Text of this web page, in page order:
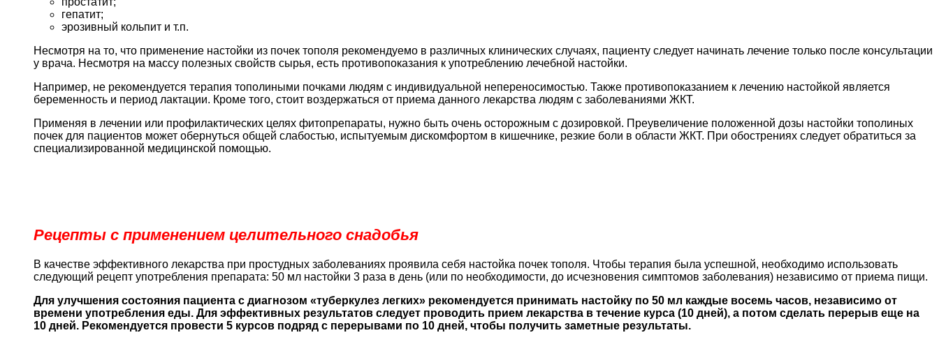
гепатит;
эрозивный кольпит и т.п.
Несмотря на то, что применение настойки из почек тополя рекомендуемо в различных клинических случаях, пациенту следует начинать лечение только после консультации
у врача. Несмотря на массу полезных свойств сырья, есть противопоказания к употреблению лечебной настойки.
Например, не рекомендуется терапия тополиными почками людям с индивидуальной непереносимостью. Также противопоказанием к лечению настойкой является
беременность и период лактации. Кроме того, стоит воздержаться от приема данного лекарства людям с заболеваниями ЖКТ.
Применяя в лечении или профилактических целях фитопрепараты, нужно быть очень осторожным с дозировкой. Преувеличение положенной дозы настойки тополиных
почек для пациентов может обернуться общей слабостью, испытуемым дискомфортом в кишечнике, резкие боли в области ЖКТ. При обострениях следует обратиться за
специализированной медицинской помощью.
Рецепты с применением целительного снадобья
В качестве эффективного лекарства при простудных заболеваниях проявила себя настойка почек тополя. Чтобы терапия была успешной, необходимо использовать
следующий рецепт употребления препарата: 50 мл настойки 3 раза в день (или по необходимости, до исчезновения симптомов заболевания) независимо от приема пищи.
Для улучшения состояния пациента с диагнозом «туберкулез легких» рекомендуется принимать настойку по 50 мл каждые восемь часов, независимо от
времени употребления еды. Для эффективных результатов следует проводить прием лекарства в течение курса (10 дней), а потом сделать перерыв еще на
10 дней. Рекомендуется провести 5 курсов подряд с перерывами по 10 дней, чтобы получить заметные результаты.